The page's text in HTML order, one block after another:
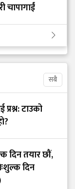
चापागाईं
सबै
टाउको
दिन तयार छौं,
दिन